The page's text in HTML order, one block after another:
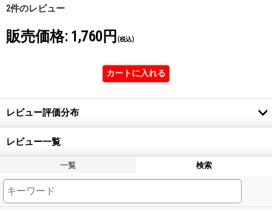
2件のレビュー
販売価格: 1,760円 (税込)
レビュー評価分布
レビュー一覧
一覧 検索